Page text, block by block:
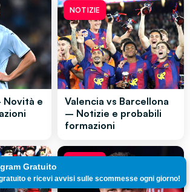
Novità e
NOTIZIE
Valencia vs Barcellona
– Notizie e probabili
formazioni
Gratuito
e ricevi avvisi sulle scommesse ogni giorno!